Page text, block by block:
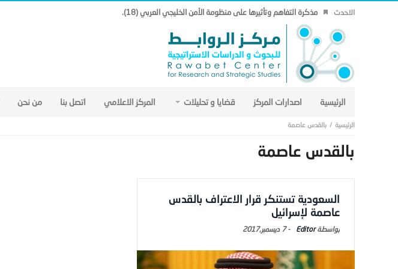
الاحدث مذكرة التفاهم وتأثيرها على منظومة الأمن الخليجي العربي (18).
الرئيسية اصدارات المركز قضايا و تحليلات المركز الاعلامي اتصل بنا من نحن
بالقدس عاصمة
بالقدس عاصمة
السعودية تستنكر قرار الاعتراف بالقدس
عاصمة لإسرائيل
Editor
-7 ديسمبر,2017